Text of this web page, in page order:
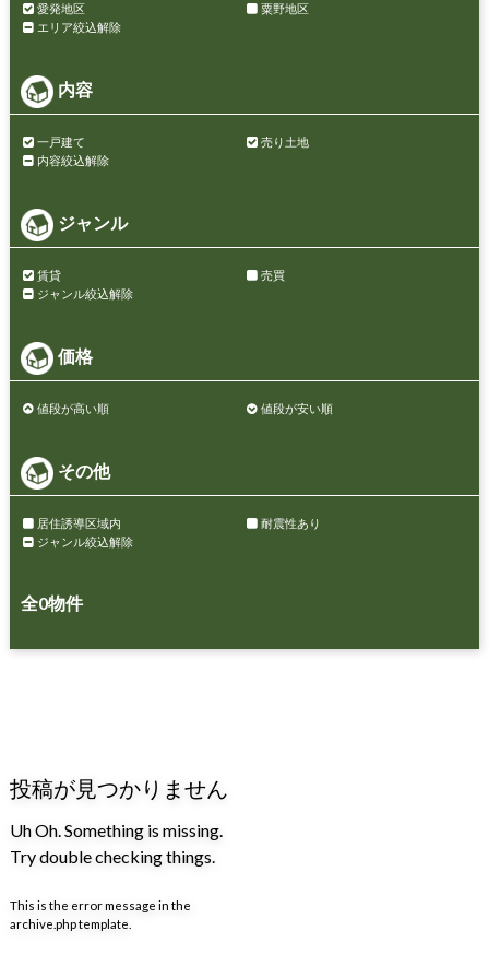
愛発地区
粟野地区
エリア絞込解除
内容
一戸建て
売り土地
内容絞込解除
ジャンル
賃貸
売買
ジャンル絞込解除
価格
値段が高い順 値段が安い順
その他
居住誘導区域内
耐震性あり
ジャンル絞込解除
全0物件
投稿が見つかりません
Uh Oh. Something is missing.
Try double checking things.
This is the error message in the
archive.php template.